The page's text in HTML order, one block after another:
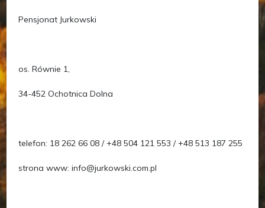
Pensjonat Jurkowski
os. Równie 1,
34-452 Ochotnica Dolna
telefon: 18 262 66 08 / +48 504 121 553 / +48 513 187 255
strona www: info@jurkowski.com.pl